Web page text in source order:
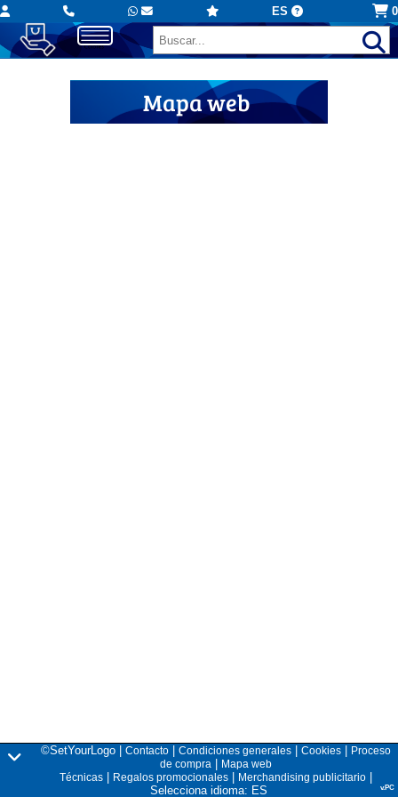
ES 0
Mapa web
©SetYourLogo | Contacto| Condiciones generales| Cookies|
Proceso
de compra|
Mapa web
Técnicas| Regalos promocionales| Merchandising publicitario|
Selecciona idioma: ES
v.PC